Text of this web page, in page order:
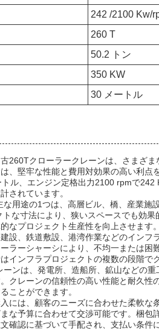
242 /2100 Kw/
260 T
50.2 トン
350 KW
30 メートル
260Tクローラークレーンは、さまざ
、堅牢な性能と費用対効果の高い利点
ル、エンジン定格出力2100 rpmで
されています。
用途の1つは、高層ビル、橋、産業施
な寸法により、狭いスペースでも効
なプロジェクト生産性を向上させます。
設、鉄道敷設、港湾作業などのインフ
ラーシャーシにより、不均一または
インフラプロジェクトの複数の段階で
ンは、発電所、造船所、鉱山などの
クレーンの信頼性の高い性能と耐久性
ことができます。
には、顧客のニーズに合わせた柔軟
な予算に合わせて交渉可能です。梱
確認に基づいて手配され、支払い条件